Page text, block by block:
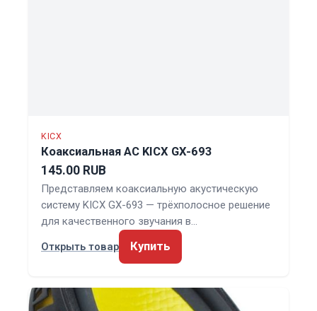
KICX
Коаксиальная АС KICX GX-693
145.00 RUB
Представляем коаксиальную акустическую
систему KICX GX-693 — трёхполосное решение
для качественного звучания в…
Открыть товар
Купить